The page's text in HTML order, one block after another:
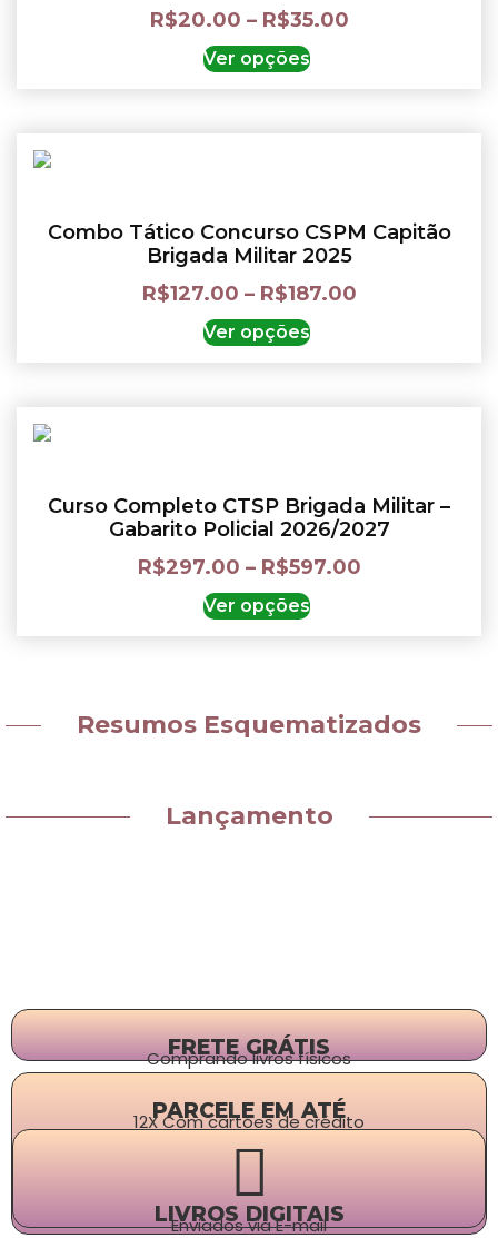
R$20.00 – R$35.00
Ver opções
Combo Tático Concurso CSPM Capitão
Brigada Militar 2025
R$127.00 – R$187.00
Ver opções
Curso Completo CTSP Brigada Militar –
Gabarito Policial 2026/2027
R$297.00 – R$597.00
Ver opções
Resumos Esquematizados
Lançamento
FRETE GRÁTIS
Comprando livros físicos
PARCELE EM ATÉ
12X Com cartões de crédito
LIVROS DIGITAIS
Enviados via E-mail